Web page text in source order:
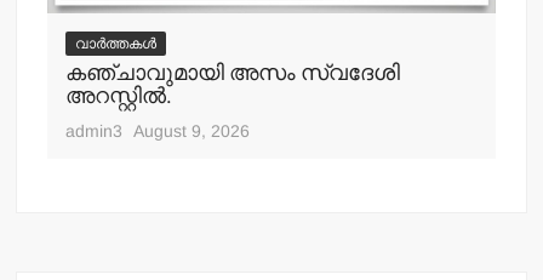
വാർത്തകൾ
കഞ്ചാവുമായി അസം സ്വദേശി
അറസ്റ്റില്‍.
admin3 August 9, 2026